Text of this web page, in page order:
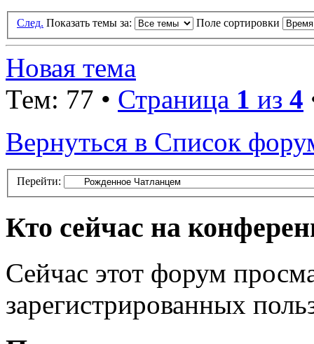
След. Показать темы за: Поле сортировки
Новая тема
Тем: 77 • Страница 1 из 4
Вернуться в Список
Перейти:
Кто сейчас на
Сейчас этот форум
зарегистрированных